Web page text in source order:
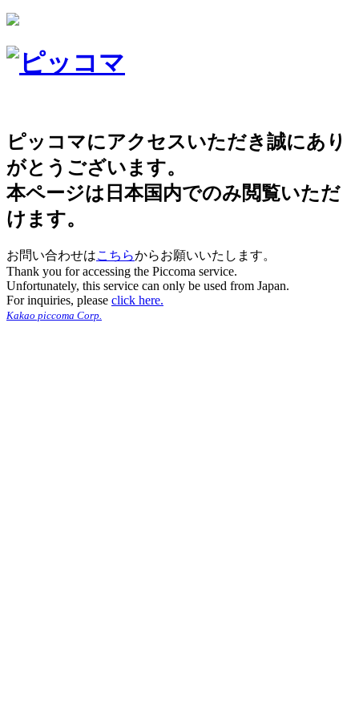
ピッコマにアクセスいただき誠にあり
がとうございます。
本ページは日本国内でのみ閲覧いただ
けます。
お問い合わせはこちらからお願いいたします。
Thank you for accessing the Piccoma service.
Unfortunately, this service can only be used from Japan.
For inquiries, please click here.
Kakao piccoma Corp.